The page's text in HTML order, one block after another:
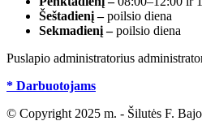
Šeštadienį –poilsio diena
Sekmadienį –poilsio diena
Puslapio administratorius
* Darbuotojams
© Copyright 2025 m. - Šilutės F.